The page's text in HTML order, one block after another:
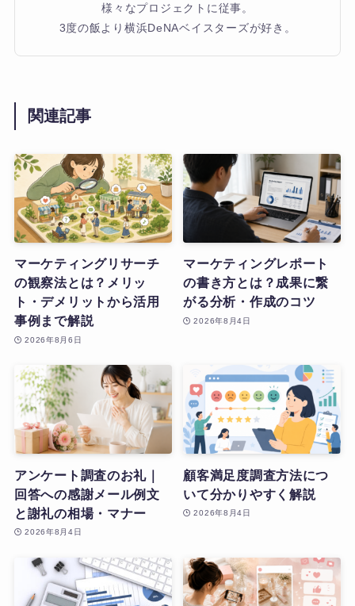
様々なプロジェクトに従事。
3度の飯より横浜DeNAベイスターズが好き。
関連記事
マーケティングリサーチ
の観察法とは？メリッ
ト・デメリットから活用
事例まで解説
2026年8月6日
マーケティングレポート
の書き方とは？成果に繋
がる分析・作成のコツ
2026年8月4日
アンケート調査のお礼｜
回答への感謝メール例文
と謝礼の相場・マナー
2026年8月4日
顧客満足度調査方法につ
いて分かりやすく解説
2026年8月4日